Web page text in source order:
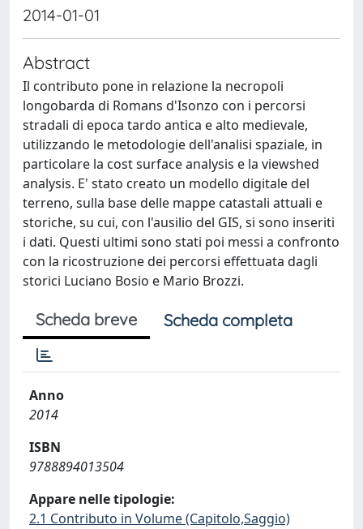
2014-01-01
Abstract
Il contributo pone in relazione la necropoli
longobarda di Romans d'Isonzo con i percorsi
stradali di epoca tardo antica e alto medievale,
utilizzando le metodologie dell'analisi spaziale, in
particolare la cost surface analysis e la viewshed
analysis. E' stato creato un modello digitale del
terreno, sulla base delle mappe catastali attuali e
storiche, su cui, con l'ausilio del GIS, si sono inseriti
i dati. Questi ultimi sono stati poi messi a confronto
con la ricostruzione dei percorsi effettuata dagli
storici Luciano Bosio e Mario Brozzi.
Scheda breve Scheda completa
Anno
2014
ISBN
9788894013504
Appare nelle tipologie:
2.1 Contributo in Volume (Capitolo,Saggio)